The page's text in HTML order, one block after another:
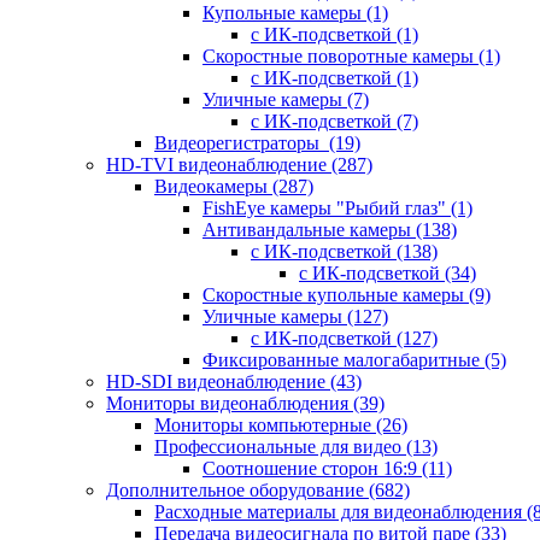
Купольные камеры (1)
с ИК-подсветкой (1)
Скоростные поворотные камеры (1)
с ИК-подсветкой (1)
Уличные камеры (7)
с ИК-подсветкой (7)
Видеорегистраторы (19)
HD-TVI видеонаблюдение (287)
Видеокамеры (287)
FishEye камеры "Рыбий глаз" (1)
Антивандальные камеры (138)
с ИК-подсветкой (138)
с ИК-подсветкой (34)
Скоростные купольные камеры (9)
Уличные камеры (127)
с ИК-подсветкой (127)
Фиксированные малогабаритные (5)
HD-SDI видеонаблюдение (43)
Мониторы видеонаблюдения (39)
Мониторы компьютерные (26)
Профессиональные для видео (13)
Соотношение сторон 16:9 (11)
Дополнительное оборудование (682)
Расходные материалы для видеонаблюдения
Передача видеосигнала по витой паре (33)